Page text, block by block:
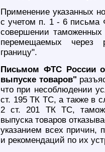
Применение указанных
с учетом п. 1 - 6 письма
совершении таможенных
перемещаемых через
границу".
Письмом ФТС России
выпуске товаров"
что при несоблюдении
ст. 195 ТК ТС, а также в
2 ст. 201 ТК ТС,
выпуска товаров
указанием всех причин,
и рекомендаций по их